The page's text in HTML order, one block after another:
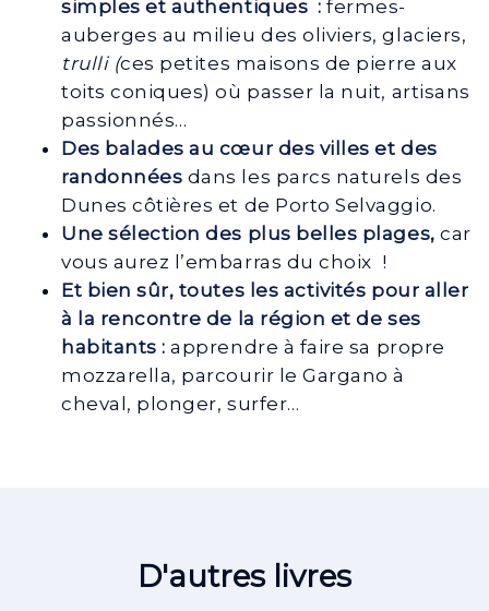
simples et authentiques : fermes-
auberges au milieu des oliviers, glaciers,
trulli (ces petites maisons de pierre aux
toits coniques) où passer la nuit, artisans
passionnés…
Des balades au cœur des villes et des
randonnées dans les parcs naturels des
Dunes côtières et de Porto Selvaggio.
Une sélection des plus belles plages,car
vous aurez l’embarras du choix !
Et bien sûr, toutes les activités pour aller
à la rencontre de la région et de ses
habitants :apprendre à faire sa propre
mozzarella, parcourir le Gargano à
cheval, plonger, surfer…
D'autres livres